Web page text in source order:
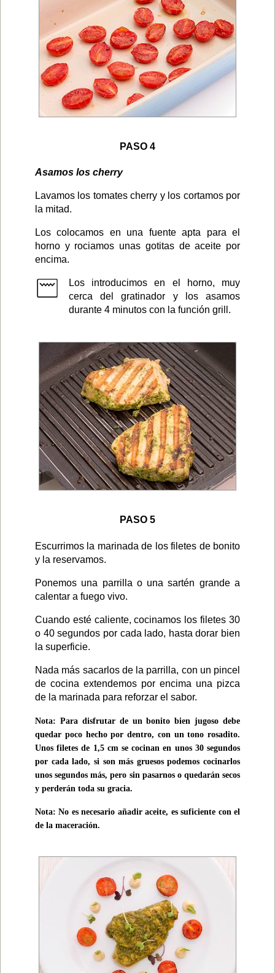
PASO 4
Asamos los cherry
Lavamos los tomates cherry y los cortamos por
la mitad.
Los colocamos en una fuente apta para el
horno y rociamos unas gotitas de aceite por
encima.
Los introducimos en el horno, muy
cerca del gratinador y los asamos
durante 4 minutos con la función grill.
PASO 5
Escurrimos la marinada de los filetes de bonito
y la reservamos.
Ponemos una parrilla o una sartén grande a
calentar a fuego vivo.
Cuando esté caliente, cocinamos los filetes 30
o 40 segundos por cada lado, hasta dorar bien
la superficie.
Nada más sacarlos de la parrilla, con un pincel
de cocina extendemos por encima una pizca
de la marinada para reforzar el sabor.
Nota: Para disfrutar de un bonito bien jugoso debe
quedar poco hecho por dentro, con un tono rosadito.
Unos filetes de 1,5 cm se cocinan en unos 30 segundos
por cada lado, si son más gruesos podemos cocinarlos
unos segundos más, pero sin pasarnos o quedarán secos
y perderán toda su gracia.
Nota: No es necesario añadir aceite, es suficiente con el
de la maceración.